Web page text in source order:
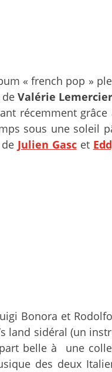
« french pop »
Valérie Lemercier
récemment
sous une soleil
Julien Gascet
Bonora et
sidéral (un
belle à une
des deux